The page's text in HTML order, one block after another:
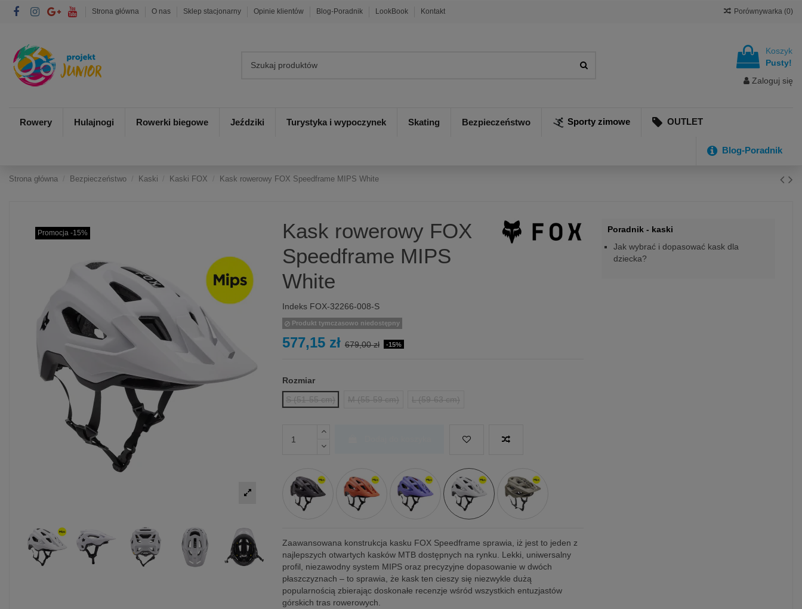
Strona główna O nas Sklep stacjonarny Opinie klientów Blog-Poradnik LookBook Kontakt Porównywarka (0)
Koszyk
Pusty!
Zaloguj się
Rowery Hulajnogi Rowerki biegowe Jeździki Turystyka i wypoczynek Skating Bezpieczeństwo Sporty zimowe OUTLET
Blog-Poradnik
Strona główna Bezpieczeństwo Kaski Kaski FOX Kask rowerowy FOX Speedframe MIPS White
Promocja -15%
Kask rowerowy FOX
Speedframe MIPS
White
Indeks FOX-32266-008-S
Produkt tymczasowo niedostępny
577,15 zł 679,00 zł -15%
Rozmiar
S (51-55 cm)
M (55-59 cm) L (59-63 cm)
Zaawansowana konstrukcja kasku FOX Speedframe sprawia, iż jest to jeden z
najlepszych otwartych kasków MTB dostępnych na rynku. Lekki, uniwersalny
profil, niezawodny system MIPS oraz precyzyjne dopasowanie w dwóch
płaszczyznach – to sprawia, że kask ten cieszy się niezwykle dużą
popularnością zbierając doskonałe recenzje wśród wszystkich entuzjastów
górskich tras rowerowych.
Poradnik - kaski
Jak wybrać i dopasować kask dla
dziecka?